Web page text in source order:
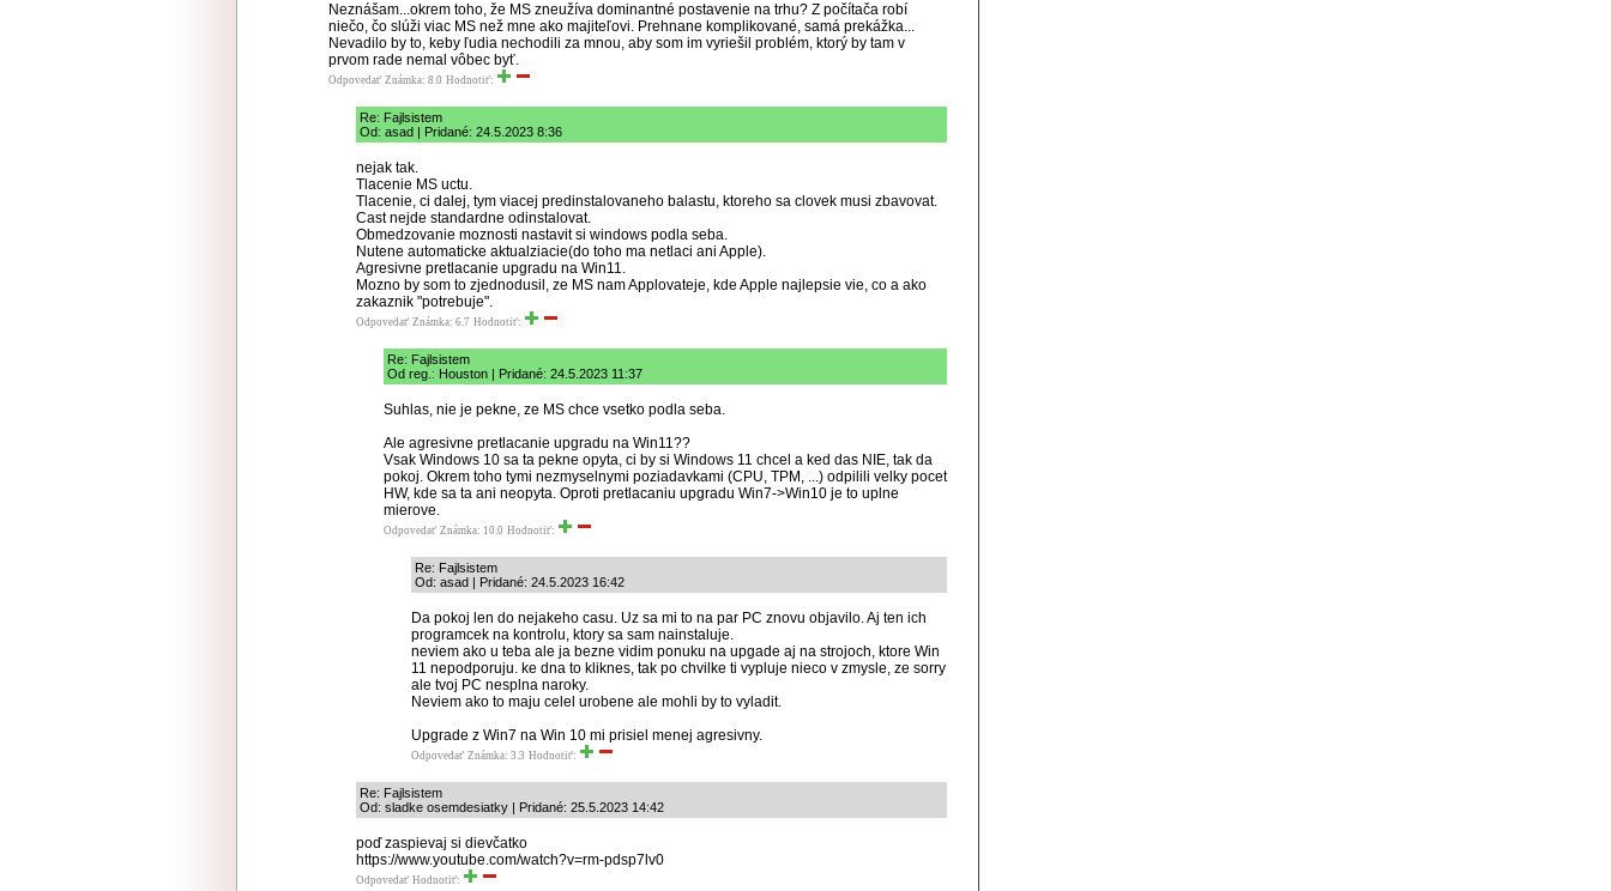
Neznášam...okrem toho, že MS zneužíva dominantné postavenie na trhu? Z počítača robí
niečo, čo slúži viac MS než mne ako majiteľovi. Prehnane komplikované, samá prekážka...
Nevadilo by to, keby ľudia nechodili za mnou, aby som im vyriešil problém, ktorý by tam v
prvom rade nemal vôbec byť.
Odpovedať Známka: 8.0 Hodnotiť:
Re: Fajlsistem
Od: asad | Pridané: 24.5.2023 8:36
nejak tak.
Tlacenie MS uctu.
Tlacenie, ci dalej, tym viacej predinstalovaneho balastu, ktoreho sa clovek musi zbavovat.
Cast nejde standardne odinstalovat.
Obmedzovanie moznosti nastavit si windows podla seba.
Nutene automaticke aktualziacie(do toho ma netlaci ani Apple).
Agresivne pretlacanie upgradu na Win11.
Mozno by som to zjednodusil, ze MS nam Applovateje, kde Apple najlepsie vie, co a ako
zakaznik "potrebuje".
Odpovedať Známka: 6.7 Hodnotiť:
Re: Fajlsistem
Od reg.: Houston | Pridané: 24.5.2023 11:37
Suhlas, nie je pekne, ze MS chce vsetko podla seba.
Ale agresivne pretlacanie upgradu na Win11??
Vsak Windows 10 sa ta pekne opyta, ci by si Windows 11 chcel a ked das NIE, tak da
pokoj. Okrem toho tymi nezmyselnymi poziadavkami (CPU, TPM, ...) odpilili velky pocet
HW, kde sa ta ani neopyta. Oproti pretlacaniu upgradu Win7->Win10 je to uplne
mierove.
Odpovedať Známka: 10.0 Hodnotiť:
Re: Fajlsistem
Od: asad | Pridané: 24.5.2023 16:42
Da pokoj len do nejakeho casu. Uz sa mi to na par PC znovu objavilo. Aj ten ich
programcek na kontrolu, ktory sa sam nainstaluje.
neviem ako u teba ale ja bezne vidim ponuku na upgade aj na strojoch, ktore Win
11 nepodporuju. ke dna to kliknes, tak po chvilke ti vypluje nieco v zmysle, ze sorry
ale tvoj PC nesplna naroky.
Neviem ako to maju celel urobene ale mohli by to vyladit.
Upgrade z Win7 na Win 10 mi prisiel menej agresivny.
Odpovedať Známka: 3.3 Hodnotiť:
Re: Fajlsistem
Od: sladke osemdesiatky | Pridané: 25.5.2023 14:42
poď zaspievaj si dievčatko
https://www.youtube.com/watch?v=rm-pdsp7lv0
Odpovedať Hodnotiť: